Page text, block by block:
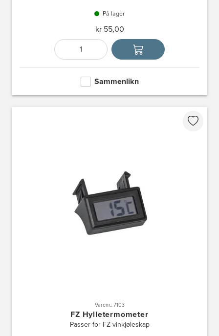
På lager
kr 55,00
Antall
Velg enhet
Sammenlikn
Varenr.: 7103
FZ Hylletermometer
Passer for FZ vinkjøleskap